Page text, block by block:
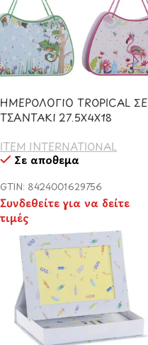
ΗΜΕΡΟΛΟΓΙΟ TROPICAL ΣΕ
ΤΣΑΝΤΑΚΙ 27.5Χ4Χ18
ITEM INTERNATIONAL
Σε απόθεμα
GTIN: 8424001629756
Συνδεθείτε για να δείτε
τιμές